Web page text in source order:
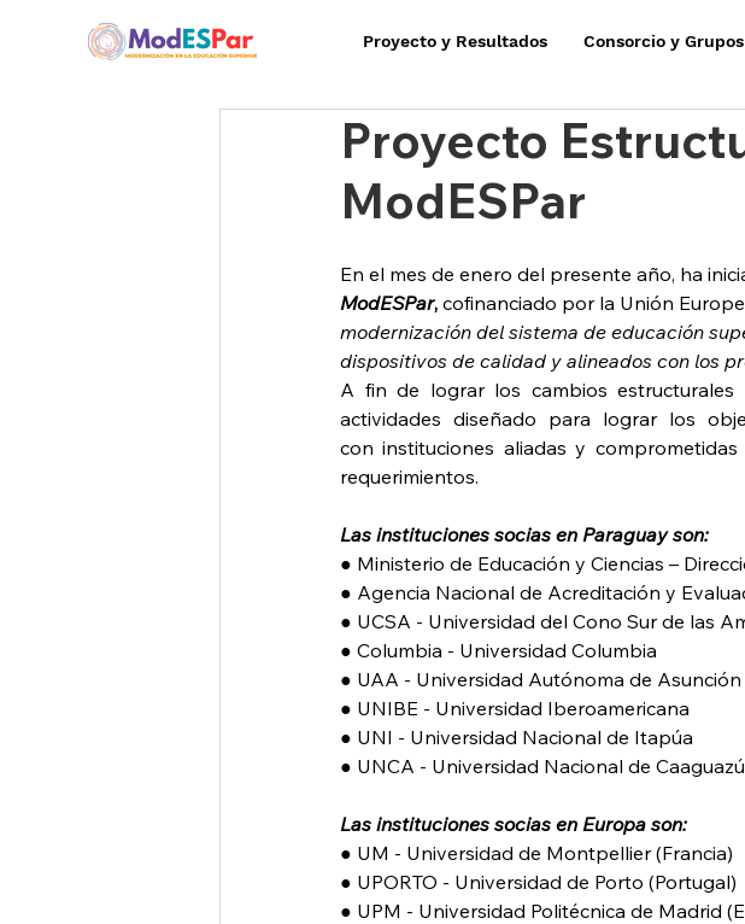
Proyecto y Resultados Consorcio y
Proyecto
ModESPar
En el mes de enero del presente año, ha
ModESPar, cofinanciado por la Unión
modernización del sistema de educación
dispositivos de calidad y alineados con los
A fin de lograr los cambios estructurales
actividades diseñado para lograr los
con instituciones aliadas y
requerimientos.
Las instituciones socias en Paraguay son:
● Ministerio de Educación y Ciencias –
● Agencia Nacional de Acreditación y
● UCSA - Universidad del Cono Sur de las
● Columbia - Universidad Columbia
● UAA - Universidad Autónoma de Asunción
● UNIBE - Universidad Iberoamericana
● UNI - Universidad Nacional de Itapúa
● UNCA - Universidad Nacional de Caaguazú
Las instituciones socias en Europa son:
● UM - Universidad de Montpellier (Francia)
● UPORTO - Universidad de Porto (Portugal)
● UPM - Universidad Politécnica de Madrid